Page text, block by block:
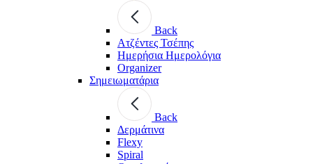
Back
Ατζέντες Τσέπης
Ημερήσια Ημερολόγια
Organizer
Σημειωματάρια
Back
Δερμάτινα
Flexy
Spiral